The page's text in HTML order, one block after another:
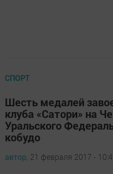
СПОРТ
Шесть медалей
клуба «Сатори» на
Уральского
кобудо
автор, 21 февраля 2017 -